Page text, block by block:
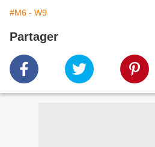
#M6 - W9
Partager